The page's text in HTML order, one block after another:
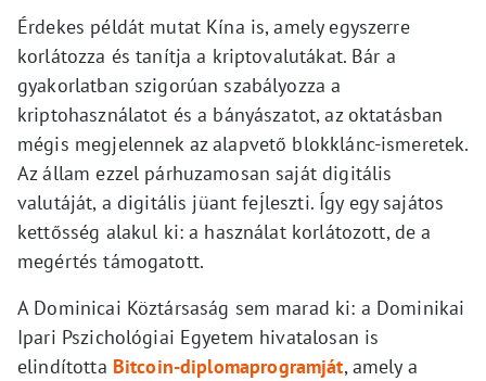
Érdekes példát mutat Kína is, amely egyszerre
korlátozza és tanítja a kriptovalutákat. Bár a
gyakorlatban szigorúan szabályozza a
kriptohasználatot és a bányászatot, az oktatásban
mégis megjelennek az alapvető blokklánc-ismeretek.
Az állam ezzel párhuzamosan saját digitális
valutáját, a digitális jüant fejleszti. Így egy sajátos
kettősség alakul ki: a használat korlátozott, de a
megértés támogatott.
A Dominicai Köztársaság sem marad ki: a Dominikai
Ipari Pszichológiai Egyetem hivatalosan is
elindította Bitcoin-diplomaprogramját, amely a